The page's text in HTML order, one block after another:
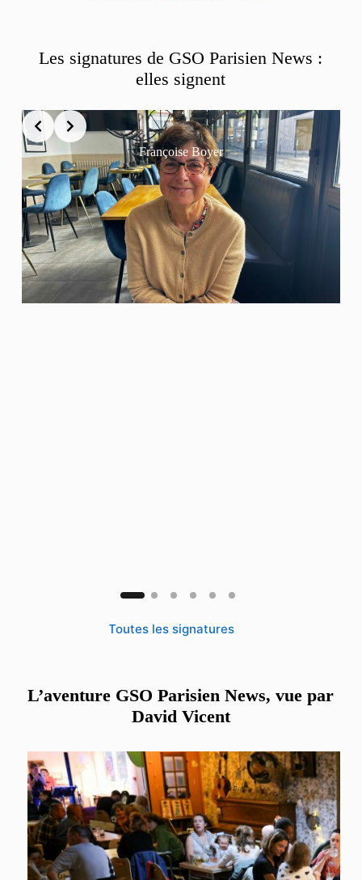
Les signatures de GSO Parisien News :
elles signent
Françoise Boyer
Toutes les signatures
L’aventure GSO Parisien News, vue par
David Vicent